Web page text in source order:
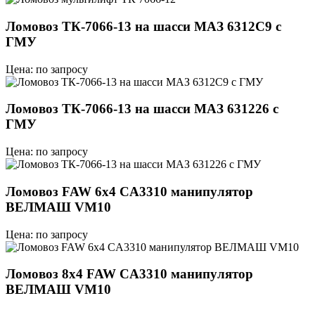
Ломовоз ТК-7066-13 на шасси МАЗ 6312C9 с
ГМУ
Цена: по запросу
Ломовоз ТК-7066-13 на шасси МАЗ 631226 с
ГМУ
Цена: по запросу
Ломовоз FAW 6х4 CA3310 манипулятор
ВЕЛМАШ VM10
Цена: по запросу
Ломовоз 8х4 FAW CA3310 манипулятор
ВЕЛМАШ VM10